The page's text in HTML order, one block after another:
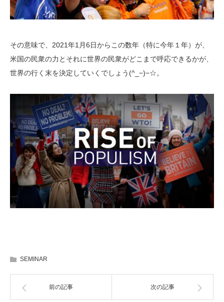
その意味で、2021年1月6日からこの数年（特に今年１年）が、
米国の民衆の力とそれに世界の民衆がどこまで呼応できるかが、
世界の行く末を決定していくでしょう(^_−)−☆。
SEMINAR
前の記事 次の記事